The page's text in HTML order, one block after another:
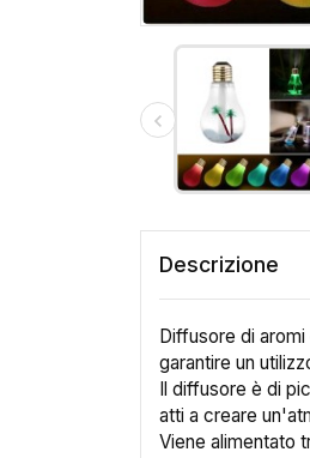
Descrizione
Diffusore di
garantire un
Il diffusore è di
atti a creare
Viene alimentato